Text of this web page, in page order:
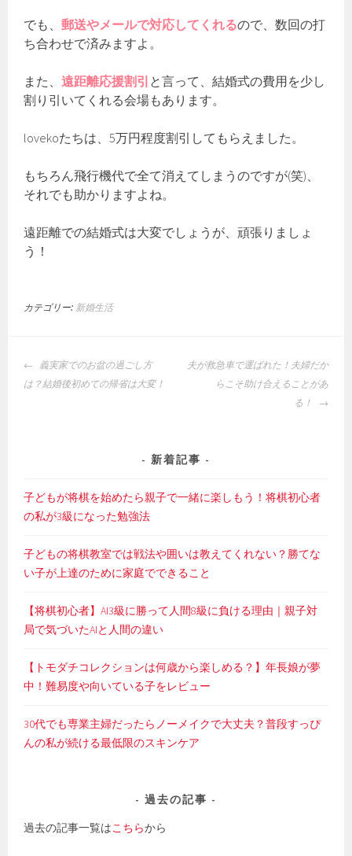
でも、郵送やメールで対応してくれるので、数回の打
ち合わせで済みますよ。
また、遠距離応援割引 と言って、結婚式の費用を少し
割り引いてくれる会場もあります。
lovekoたちは、5万円程度割引してもらえました。
もちろん飛行機代で全て消えてしまうのですが(笑)、
それでも助かりますよね。
遠距離での結婚式は大変でしょうが、頑張りましょ
う！
カテゴリー: 新婚生活
投
稿
ョ
ン
義実家でのお盆の過ごし方
は？結婚後初めての帰省は大変！
夫が救急車で運ばれた！夫婦だか
らこそ助け合えることがあ
る！
新着記事
子どもが将棋を始めたら親子で一緒に楽しもう！将棋初心者
の私が3級になった勉強法
子どもの将棋教室では戦法や囲いは教えてくれない？勝てな
い子が上達のために家庭でできること
【将棋初心者】AI3級に勝って人間8級に負ける理由｜親子対
局で気づいたAIと人間の違い
【トモダチコレクションは何歳から楽しめる？】年長娘が夢
中！難易度や向いている子をレビュー
30代でも専業主婦だったらノーメイクで大丈夫？普段すっぴ
んの私が続ける最低限のスキンケア
過去の記事
過去の記事一覧はこちらから